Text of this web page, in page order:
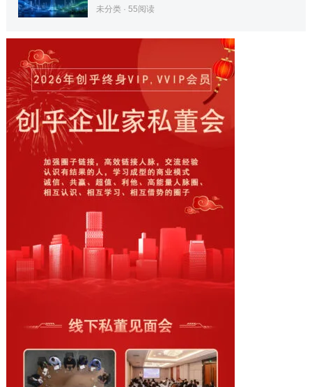
未分类· 55阅读